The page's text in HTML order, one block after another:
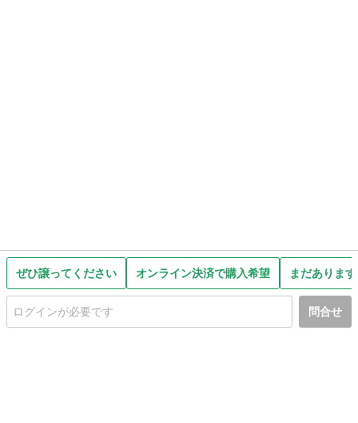
ぜひ譲ってください オンライン決済で購入希望 まだありま
問合せ